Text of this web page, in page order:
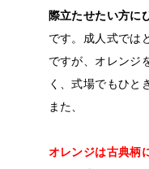
際立たせたい方に
です。成人式では
ですが、オレンジ
く、式場でもひと
また、
オレンジは古典柄